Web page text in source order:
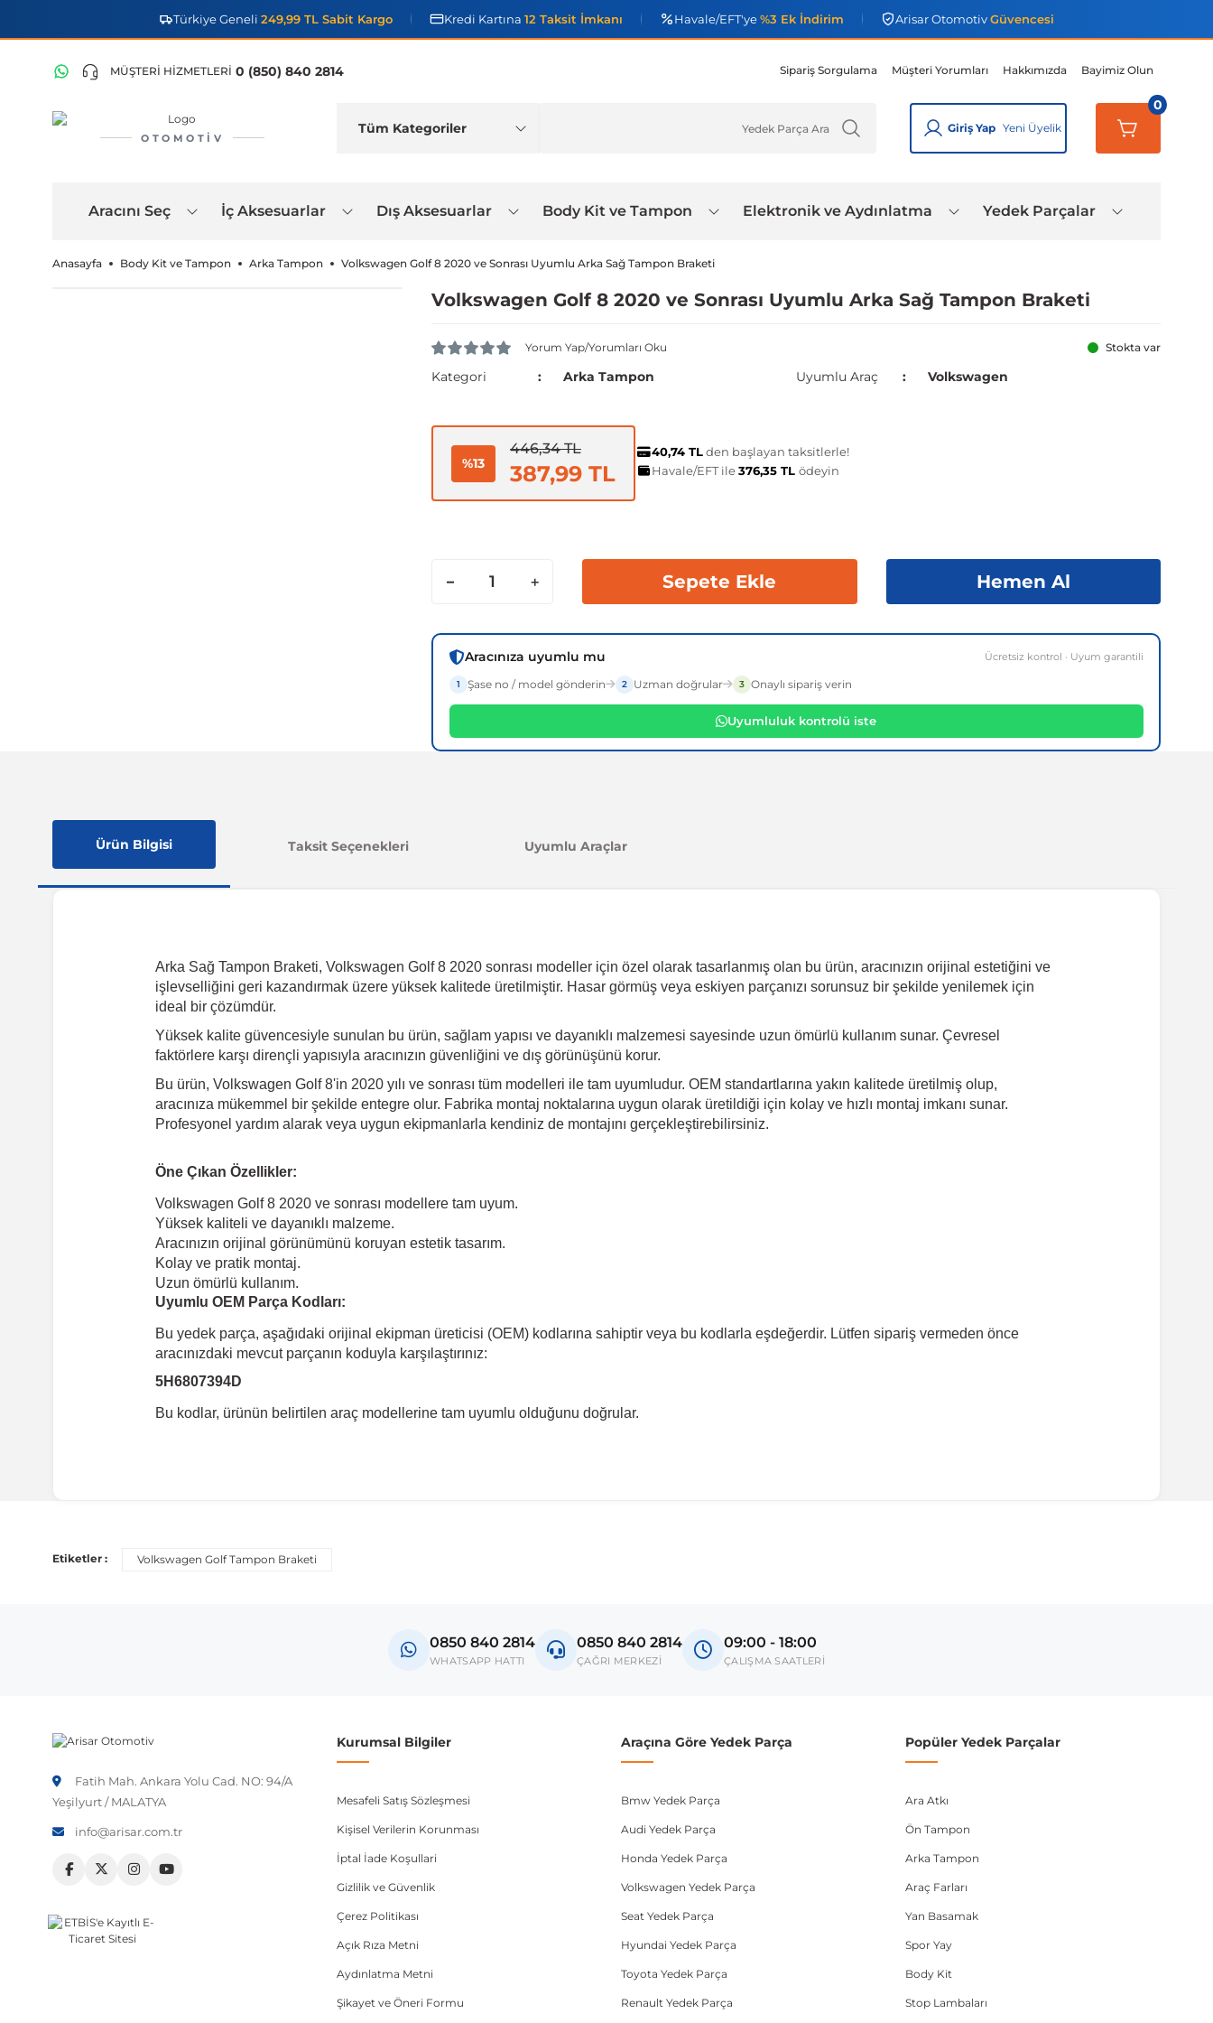
Türkiye Geneli 249,99 TL Sabit Kargo Kredi Kartına 12 Taksit İmkanı Havale/EFT'ye%3 Ek İndirim Arisar OtomotivGüvencesi
MÜŞTERİ HİZMETLERİ 0 (850) 840 2814 Sipariş Sorgulama Müşteri Yorumları Hakkımızda Bayimiz Olun
OTOMOTIV
Giriş Yap Yeni Üyelik
0
Aracını Seç İç Aksesuarlar Dış Aksesuarlar Body Kit ve Tampon Elektronik ve Aydınlatma Yedek Parçalar
Anasayfa Body Kit ve Tampon Arka Tampon Volkswagen Golf 8 2020 ve Sonrası Uyumlu Arka Sağ Tampon Braketi
Volkswagen Golf 8 2020 ve Sonrası Uyumlu Arka Sağ Tampon Braketi
Yorum Yap/Yorumları Oku Stokta var
Kategori Arka Tampon Uyumlu Araç Volkswagen
%13
446,34 TL
387,99 TL
40,74 TLden başlayan taksitlerle!
Havale/EFT ile376,35 TL ödeyin
Sepete Ekle Hemen Al
Aracınıza uyumlu mu Ücretsiz kontrol · Uyum garantili
1 Şase no / model gönderin 2 Uzman doğrular 3 Onaylı sipariş verin
Uyumluluk kontrolü iste
Ürün Bilgisi Taksit Seçenekleri Uyumlu Araçlar
Arka Sağ Tampon Braketi, Volkswagen Golf 8 2020 sonrası modeller için özel olarak tasarlanmış olan bu ürün, aracınızın orijinal estetiğini ve
işlevselliğini geri kazandırmak üzere yüksek kalitede üretilmiştir. Hasar görmüş veya eskiyen parçanızı sorunsuz bir şekilde yenilemek için
ideal bir çözümdür.
Yüksek kalite güvencesiyle sunulan bu ürün, sağlam yapısı ve dayanıklı malzemesi sayesinde uzun ömürlü kullanım sunar. Çevresel
faktörlere karşı dirençli yapısıyla aracınızın güvenliğini ve dış görünüşünü korur.
Bu ürün, Volkswagen Golf 8'in 2020 yılı ve sonrası tüm modelleri ile tam uyumludur. OEM standartlarına yakın kalitede üretilmiş olup,
aracınıza mükemmel bir şekilde entegre olur. Fabrika montaj noktalarına uygun olarak üretildiği için kolay ve hızlı montaj imkanı sunar.
Profesyonel yardım alarak veya uygun ekipmanlarla kendiniz de montajını gerçekleştirebilirsiniz.
Öne Çıkan Özellikler:
Volkswagen Golf 8 2020 ve sonrası modellere tam uyum.
Yüksek kaliteli ve dayanıklı malzeme.
Aracınızın orijinal görünümünü koruyan estetik tasarım.
Kolay ve pratik montaj.
Uzun ömürlü kullanım.
Uyumlu OEM Parça Kodları:
Bu yedek parça, aşağıdaki orijinal ekipman üreticisi (OEM) kodlarına sahiptir veya bu kodlarla eşdeğerdir. Lütfen sipariş vermeden önce
aracınızdaki mevcut parçanın koduyla karşılaştırınız:
5H6807394D
Bu kodlar, ürünün belirtilen araç modellerine tam uyumlu olduğunu doğrular.
Araç üreticileri aynı model yılı içerisinde farklı donanım ve kasa tipleri kullanabilmektedir. Sipariş vermeden önce OEM numarası veya şasi numarası ile uyumluluğu kontrol
Etiketler : Volkswagen Golf Tampon Braketi
0850 840 2814
WHATSAPP HATTI
0850 840 2814
ÇAĞRI MERKEZİ
09:00 - 18:00
ÇALIŞMA SAATLERİ
Fatih Mah. Ankara Yolu Cad. NO: 94/A
Yeşilyurt / MALATYA
info@arisar.com.tr
Kurumsal Bilgiler
Mesafeli Satış Sözleşmesi
Kişisel Verilerin Korunması
İptal İade Koşullari
Gizlilik ve Güvenlik
Çerez Politikası
Açık Rıza Metni
Aydınlatma Metni
Şikayet ve Öneri Formu
Araçına Göre Yedek Parça
Bmw Yedek Parça
Audi Yedek Parça
Honda Yedek Parça
Volkswagen Yedek Parça
Seat Yedek Parça
Hyundai Yedek Parça
Toyota Yedek Parça
Renault Yedek Parça
Popüler Yedek Parçalar
Ara Atkı
Ön Tampon
Arka Tampon
Araç Farları
Yan Basamak
Spor Yay
Body Kit
Stop Lambaları